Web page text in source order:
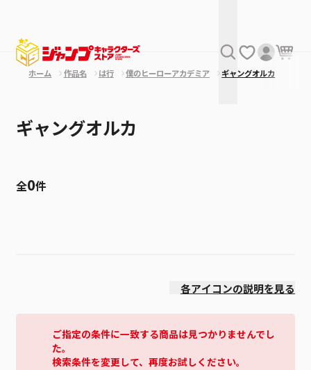
ホーム 作品名 は行 僕のヒーローアカデミア ギャングオルカ
ギャングオルカ
全0件
各アイコンの説明を見る
ご指定の条件に一致する商品は見つかりませんでし
た。
検索条件を変更して、再度お試しください。